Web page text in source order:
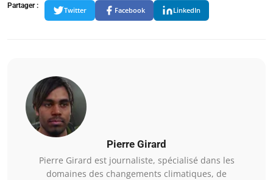
Partager :
Twitter Facebook LinkedIn
Pierre Girard
Pierre Girard est journaliste, spécialisé dans les
domaines des changements climatiques, de